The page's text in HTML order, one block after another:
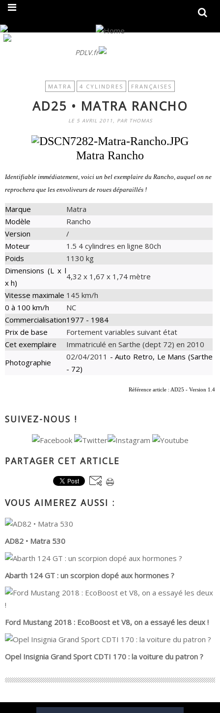
PDLV.fr
MATRA 4 CYLINDRES FRANÇAISES
AD25 • MATRA RANCHO
LE 5 AVRIL 2011, PAR THOMAS
Matra Rancho
Identifiable immédiatement, voici un bel exemplaire du Rancho, auquel on ne
reprochera que les envoliveurs de roues déparaillés !
Marque
Matra
Modèle
Rancho
Version
/
Moteur
1.5 4 cylindres en ligne 80ch
Poids
1130 kg
Dimensions (L x l
x h)
4,32 x 1,67 x 1,74 mètre
Vitesse maximale 145 km/h
0 à 100 km/h
NC
Commercialisation1977 - 1984
Prix de base
Fortement variables suivant état
Cet exemplaire
Immatriculé en Sarthe (dept 72) en 2010
Photographie
02/04/2011 - Auto Retro, Le Mans (Sarthe
- 72)
Référence article : AD25 - Version 1.4
SUIVEZ-NOUS !
PARTAGER CET ARTICLE
VOUS AIMEREZ AUSSI :
AD82 • Matra 530
Abarth 124 GT : un scorpion dopé aux hormones ?
Ford Mustang 2018 : EcoBoost et V8, on a essayé les deux !
Opel Insignia Grand Sport CDTI 170 : la voiture du patron ?